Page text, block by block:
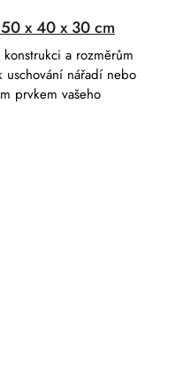
x 40 x 30 cm
a rozměrům
nářadí nebo
prvkem vašeho